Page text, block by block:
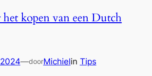
kopen van een Dutch
—doorMichielin Tips